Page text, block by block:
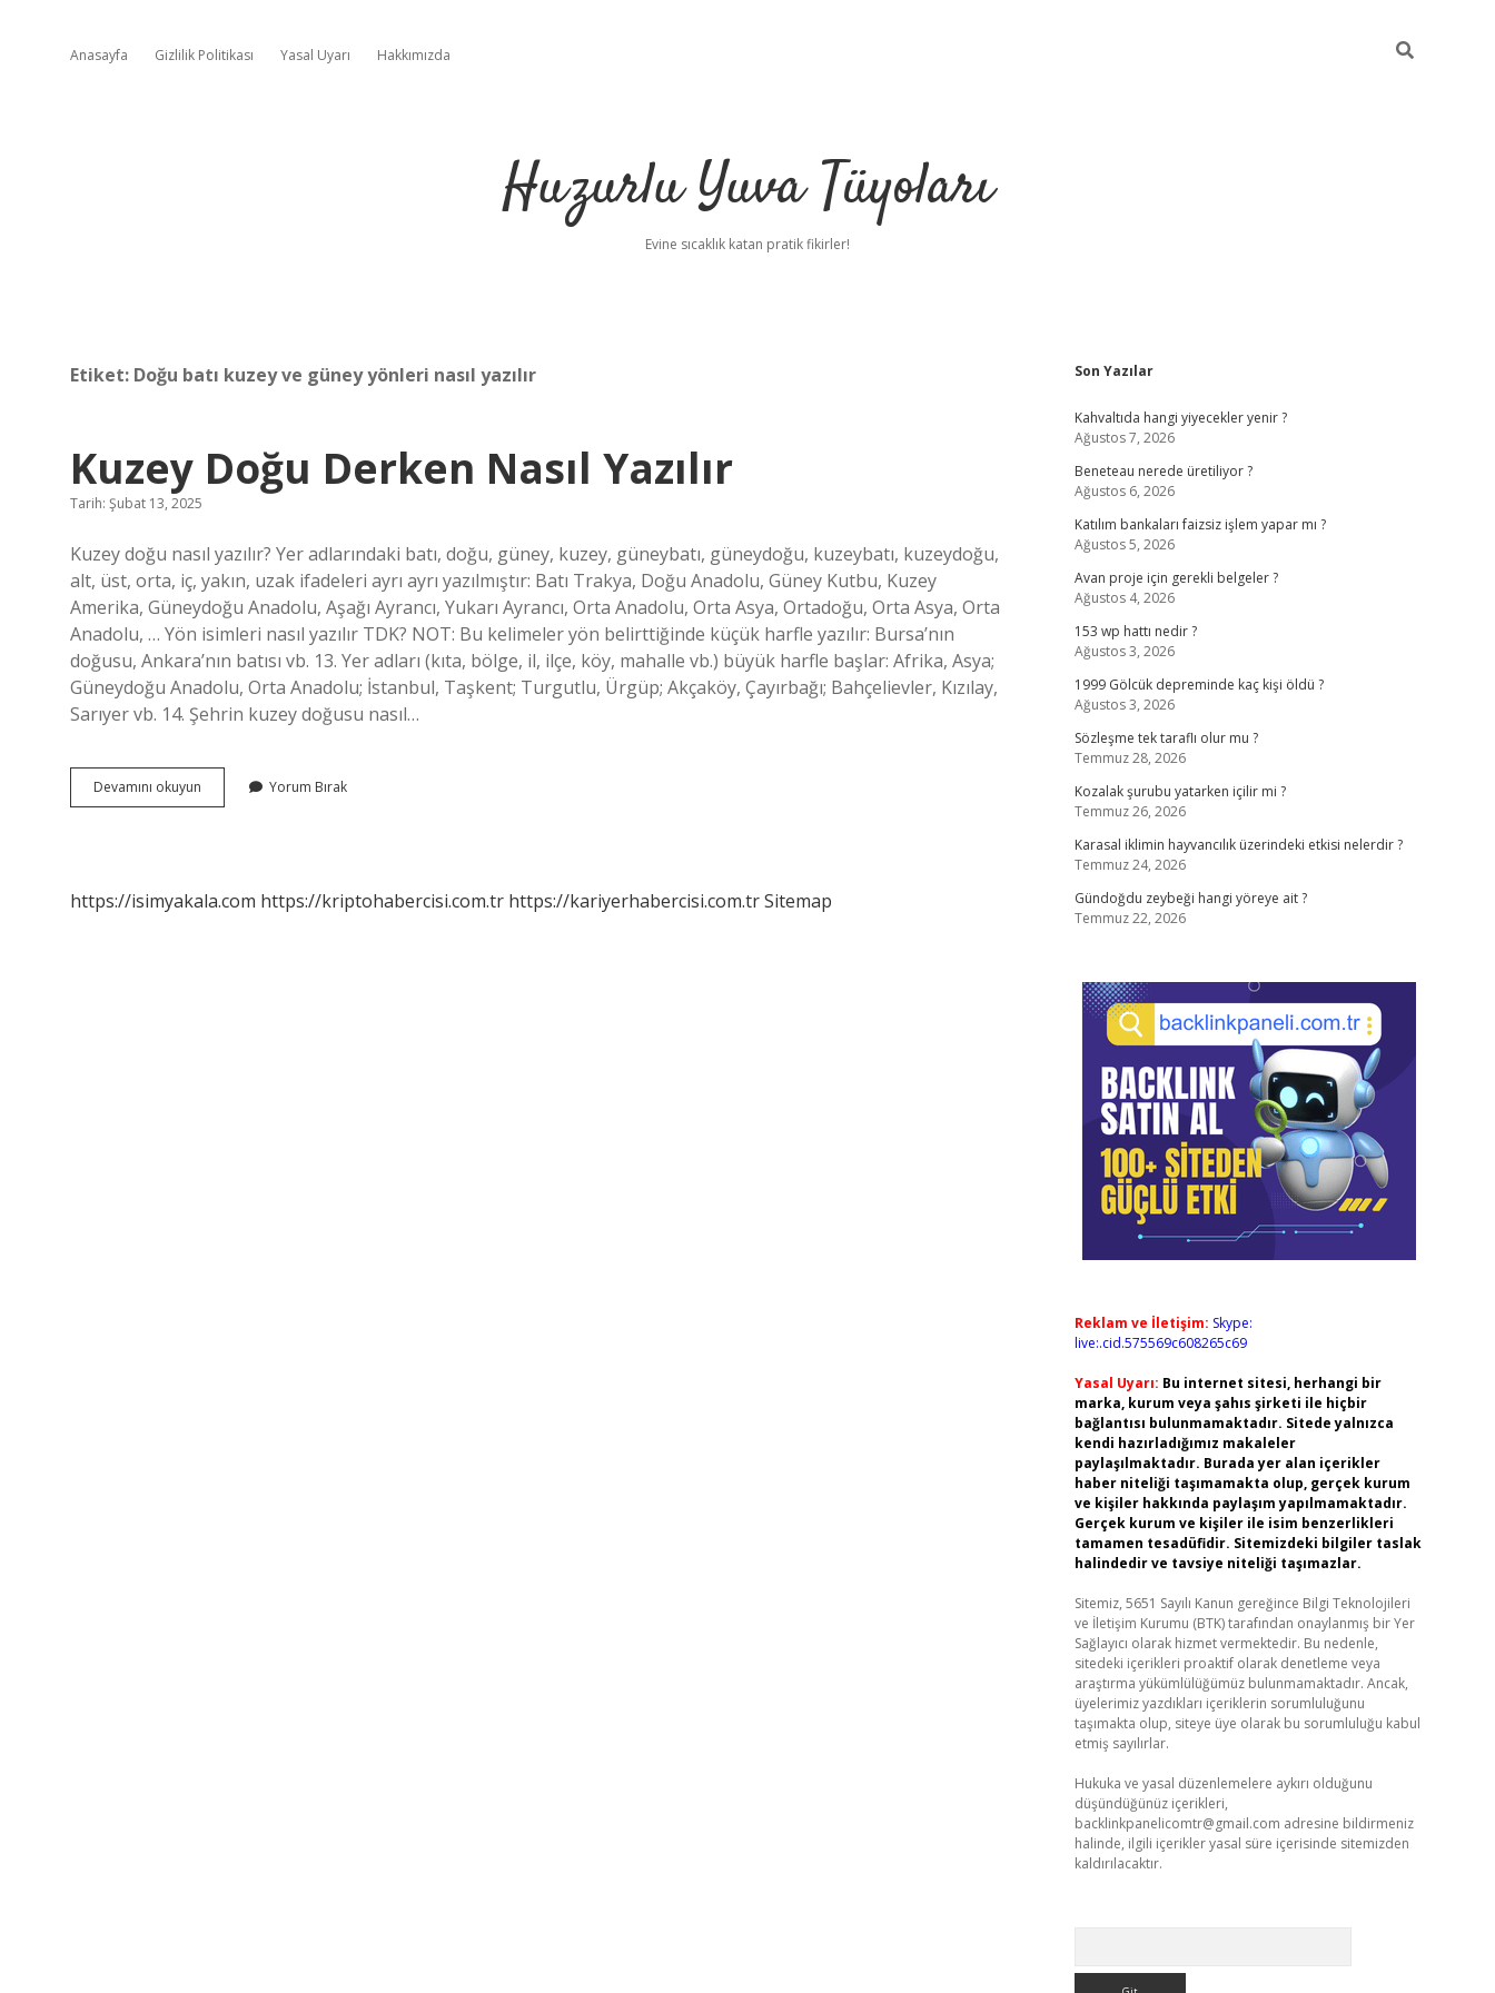
Anasayfa Gizlilik Politikası Yasal Uyarı Hakkımızda
Huzurlu Yuva Tüyoları
Evine sıcaklık katan pratik fikirler!
Etiket: Doğu batı kuzey ve güney yönleri nasıl yazılır
Kuzey Doğu Derken Nasıl Yazılır
Tarih: Şubat 13, 2025
Kuzey doğu nasıl yazılır? Yer adlarındaki batı, doğu, güney, kuzey, güneybatı, güneydoğu, kuzeybatı, kuzeydoğu,
alt, üst, orta, iç, yakın, uzak ifadeleri ayrı ayrı yazılmıştır: Batı Trakya, Doğu Anadolu, Güney Kutbu, Kuzey
Amerika, Güneydoğu Anadolu, Aşağı Ayrancı, Yukarı Ayrancı, Orta Anadolu, Orta Asya, Ortadoğu, Orta Asya, Orta
Anadolu, … Yön isimleri nasıl yazılır TDK? NOT: Bu kelimeler yön belirttiğinde küçük harfle yazılır: Bursa’nın
doğusu, Ankara’nın batısı vb. 13. Yer adları (kıta, bölge, il, ilçe, köy, mahalle vb.) büyük harfle başlar: Afrika, Asya;
Güneydoğu Anadolu, Orta Anadolu; İstanbul, Taşkent; Turgutlu, Ürgüp; Akçaköy, Çayırbağı; Bahçelievler, Kızılay,
Sarıyer vb. 14. Şehrin kuzey doğusu nasıl…
Devamını okuyun
Doğu
Yorum Bırak
https://isimyakala.com https://kriptohabercisi.com.tr https://kariyerhabercisi.com.trSitemap
Sidebar
Son Yazılar
Kahvaltıda hangi yiyecekler yenir ?
Ağustos 7, 2026
Beneteau nerede üretiliyor ?
Ağustos 6, 2026
Katılım bankaları faizsiz işlem yapar mı ?
Ağustos 5, 2026
Avan proje için gerekli belgeler ?
Ağustos 4, 2026
153 wp hattı nedir ?
Ağustos 3, 2026
1999 Gölcük depreminde kaç kişi öldü ?
Ağustos 3, 2026
Sözleşme tek taraflı olur mu ?
Temmuz 28, 2026
Kozalak şurubu yatarken içilir mi ?
Temmuz 26, 2026
Karasal iklimin hayvancılık üzerindeki etkisi nelerdir ?
Temmuz 24, 2026
Gündoğdu zeybeği hangi yöreye ait ?
Temmuz 22, 2026
Reklam ve İletişim: Skype:
live:.cid.575569c608265c69
Yasal Uyarı: Bu internet sitesi, herhangi bir
marka, kurum veya şahıs şirketi ile hiçbir
bağlantısı bulunmamaktadır. Sitede yalnızca
kendi hazırladığımız makaleler
paylaşılmaktadır. Burada yer alan içerikler
haber niteliği taşımamakta olup, gerçek kurum
ve kişiler hakkında paylaşım yapılmamaktadır.
Gerçek kurum ve kişiler ile isim benzerlikleri
tamamen tesadüfidir. Sitemizdeki bilgiler taslak
halindedir ve tavsiye niteliği taşımazlar.
Sitemiz, 5651 Sayılı Kanun gereğince Bilgi Teknolojileri
ve İletişim Kurumu (BTK) tarafından onaylanmış bir Yer
Sağlayıcı olarak hizmet vermektedir. Bu nedenle,
sitedeki içerikleri proaktif olarak denetleme veya
araştırma yükümlülüğümüz bulunmamaktadır. Ancak,
üyelerimiz yazdıkları içeriklerin sorumluluğunu
taşımakta olup, siteye üye olarak bu sorumluluğu kabul
etmiş sayılırlar.
Hukuka ve yasal düzenlemelere aykırı olduğunu
düşündüğünüz içerikleri,
backlinkpanelicomtr@gmail.com adresine bildirmeniz
halinde, ilgili içerikler yasal süre içerisinde sitemizden
kaldırılacaktır.